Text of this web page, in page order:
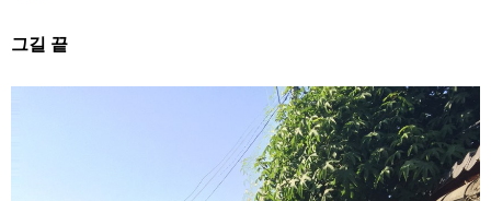
그길 끝